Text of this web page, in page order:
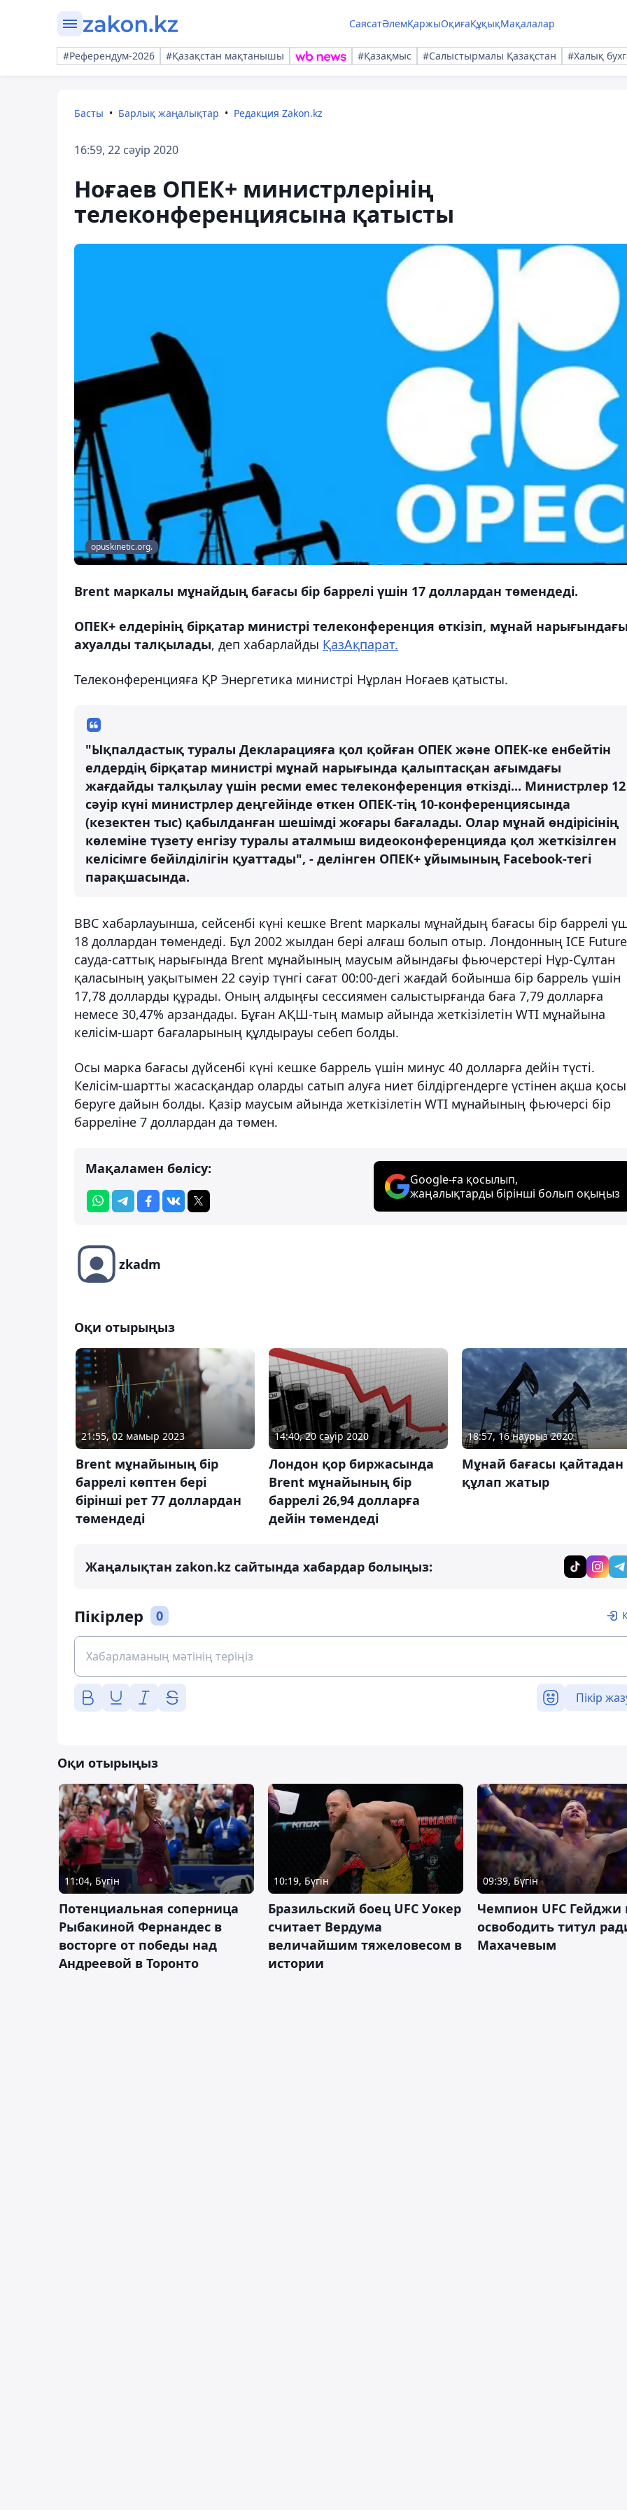
СаясатӘлемҚаржыОқиғаҚұқықМақалалар
#Референдум-2026 #Қазақстан мақтанышы #Қазақмыс #Салыстырмалы Қазақстан #Халық
Басты Барлық жаңалықтар Редакция Zakon.kz
16:59, 22 сәуір 2020
Ноғаев ОПЕК+ министрлерінің
телеконференциясына қатысты
opuskinetic.org.
Brent маркалы мұнайдың бағасы бір баррелі үшін 17 доллардан төмендеді.
ОПЕК+ елдерінің бірқатар министрі телеконференция өткізіп, мұнай
ахуалды талқылады, деп хабарлайды ҚазАқпарат.
Телеконференцияға ҚР Энергетика министрі Нұрлан Ноғаев қатысты.
"Ықпалдастық туралы Декларацияға қол қойған ОПЕК және ОПЕК-ке енбейтін
елдердің бірқатар министрі мұнай нарығында қалыптасқан ағымдағы
жағдайды талқылау үшін ресми емес телеконференция өткізді... Министрлер 12
сәуір күні министрлер деңгейінде өткен ОПЕК-тің 10-конференциясында
(кезектен тыс) қабылданған шешімді жоғары бағалады. Олар мұнай өндірісінің
көлеміне түзету енгізу туралы аталмыш видеоконференцияда қол жеткізілген
келісімге бейілділігін қуаттады", - делінген ОПЕК+ ұйымының Facebook-тегі
парақшасында.
ВВС хабарлауынша, сейсенбі күні кешке Brent маркалы мұнайдың бағасы бір баррелі
18 доллардан төмендеді. Бұл 2002 жылдан бері алғаш болып отыр. Лондонның ICE
сауда-саттық нарығында Brent мұнайының маусым айындағы фьючерстері Нұр-Сұлтан
қаласының уақытымен 22 сәуір түнгі сағат 00:00-дегі жағдай бойынша бір баррель үшін
17,78 долларды құрады. Оның алдыңғы сессиямен салыстырғанда баға 7,79 долларға
немесе 30,47% арзандады. Бұған АҚШ-тың мамыр айында жеткізілетін WTI мұнайына
келісім-шарт бағаларының құлдырауы себеп болды.
Осы марка бағасы дүйсенбі күні кешке баррель үшін минус 40 долларға дейін түсті.
Келісім-шартты жасасқандар оларды сатып алуға ниет білдіргендерге үстінен ақша
беруге дайын болды. Қазір маусым айында жеткізілетін WTI мұнайының фьючерсі бір
барреліне 7 доллардан да төмен.
Мақаламен бөлісу:
Google-ға қосылып,
жаңалықтарды бірінші болып оқыңыз
zkadm
Оқи отырыңыз
21:55, 02 мамыр 2023
Brent мұнайының бір
баррелі көптен бері
бірінші рет 77 доллардан
төмендеді
14:40, 20 сәуір 2020
Лондон қор биржасында
Brent мұнайының бір
баррелі 26,94 долларға
дейін төмендеді
18:57, 16 наурыз 2020
Мұнай бағасы қайтадан
құлап жатыр
Жаңалықтан zakon.kz сайтында хабардар болыңыз:
Пікірлер 0
Пікір
Оқи отырыңыз
11:04, Бүгін
Потенциальная соперница
Рыбакиной Фернандес в
восторге от победы над
Андреевой в Торонто
10:19, Бүгін
Бразильский боец UFC Уокер
считает Вердума
величайшим тяжеловесом в
истории
09:39, Бүгін
Чемпион UFC
освободить титул
Махачевым